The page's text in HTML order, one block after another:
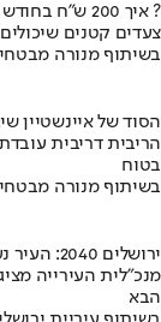
איך 200 ש"ח בחודש הופכים ל140 אלף ?
צעדים קטנים
בשיתוף מנורה
הסוד של איינשטיין
הריבית דריבית
בטוח
בשיתוף מנורה
ירושלים 2040: העיר נערכת ל 1.5 מליון תושבים
מנכ"לית העירייה
הבא